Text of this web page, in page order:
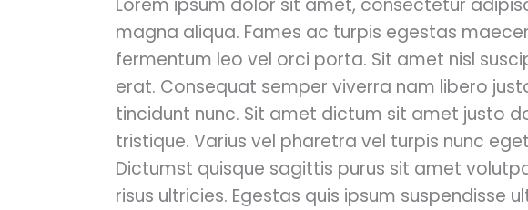
Lorem ipsum dolor sit amet, consectetur
magna aliqua. Fames ac turpis egestas
fermentum leo vel orci porta. Sit amet nisl
erat. Consequat semper viverra nam libero
tincidunt nunc. Sit amet dictum sit amet justo
tristique. Varius vel pharetra vel turpis nunc
Dictumst quisque sagittis purus sit amet
risus ultricies. Egestas quis ipsum